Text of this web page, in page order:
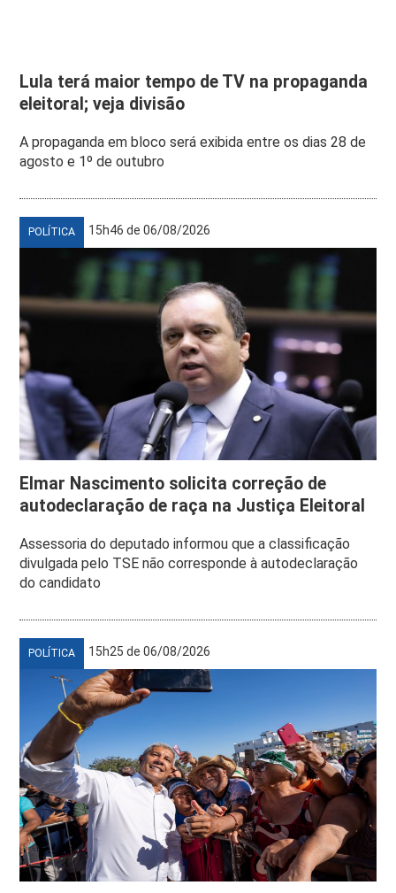
Lula terá maior tempo de TV na propaganda
eleitoral; veja divisão
A propaganda em bloco será exibida entre os dias 28 de
agosto e 1º de outubro
POLÍTICA 15h46 de 06/08/2026
Elmar Nascimento solicita correção de
autodeclaração de raça na Justiça Eleitoral
Assessoria do deputado informou que a classificação
divulgada pelo TSE não corresponde à autodeclaração
do candidato
POLÍTICA 15h25 de 06/08/2026